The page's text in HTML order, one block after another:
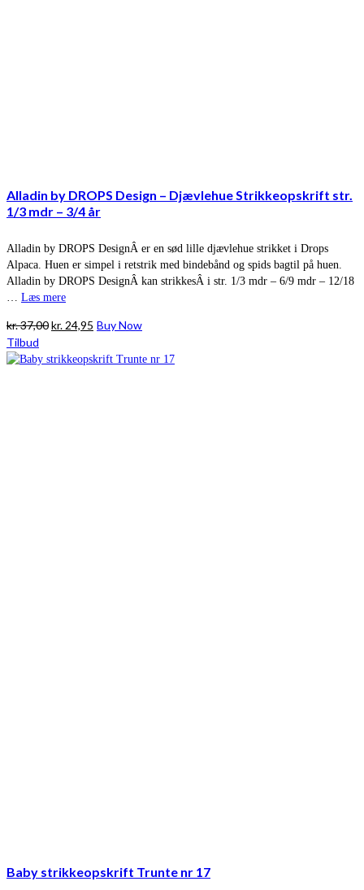
Alladin by DROPS Design – Djævlehue Strikkeopskrift str.
1/3 mdr – 3/4 år
Alladin by DROPS DesignÂ er en sød lille djævlehue strikket i Drops
Alpaca. Huen er simpel i retstrik med bindebånd og spids bagtil på huen.
Alladin by DROPS DesignÂ kan strikkesÂ i str. 1/3 mdr – 6/9 mdr – 12/18
… Læs mere
kr.37,00Den
pris
kr. 24,95 Den
pris
Buy Now
Tilbud
Baby strikkeopskrift Trunte nr 17